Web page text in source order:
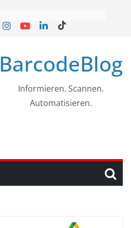
BarcodeBlog
Informieren. Scannen.
Automatisieren.